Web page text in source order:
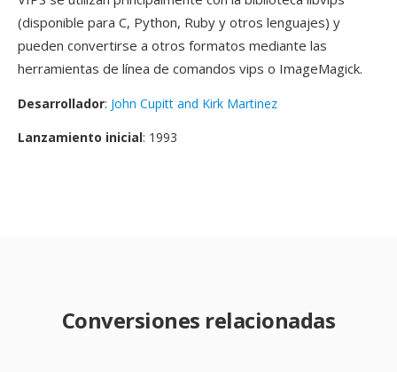
(disponible para C, Python, Ruby y otros lenguajes) y
pueden convertirse a otros formatos mediante las
herramientas de línea de comandos vips o ImageMagick.
Desarrollador: John Cupitt and Kirk Martinez
Lanzamiento inicial: 1993
Conversiones relacionadas